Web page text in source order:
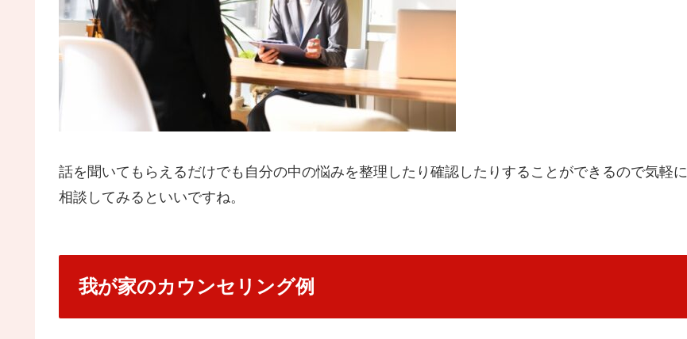
話を聞いてもらえるだけでも自分の中の悩みを整理したり確認したりすることができるので気軽に
相談してみるといいですね。
我が家のカウンセリング例